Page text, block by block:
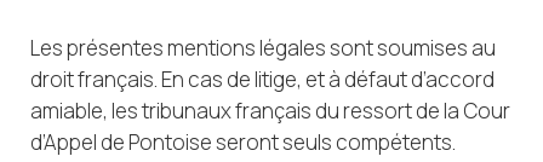
Les présentes mentions légales sont soumises au
droit français. En cas de litige, et à défaut d’accord
amiable, les tribunaux français du ressort de la Cour
d’Appel de Pontoise seront seuls compétents.